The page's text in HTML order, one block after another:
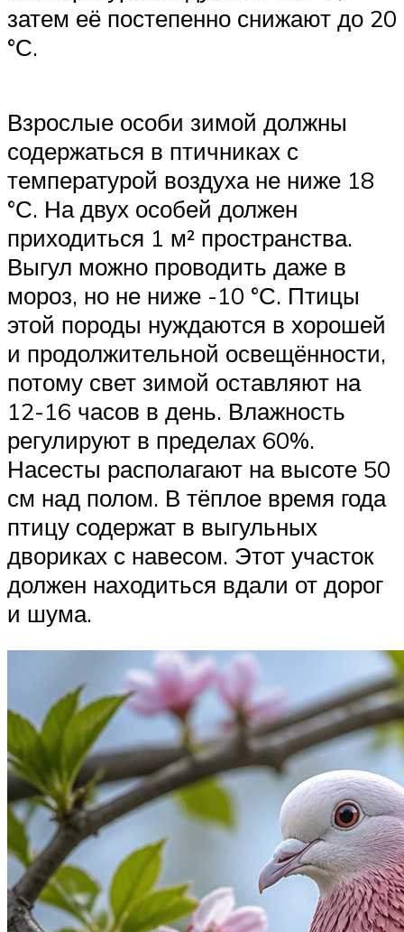
затем её постепенно снижают до 20
°С.
Взрослые особи зимой должны
содержаться в птичниках с
температурой воздуха не ниже 18
°С. На двух особей должен
приходиться 1 м² пространства.
Выгул можно проводить даже в
мороз, но не ниже -10 °С. Птицы
этой породы нуждаются в хорошей
и продолжительной освещённости,
потому свет зимой оставляют на
12-16 часов в день. Влажность
регулируют в пределах 60%.
Насесты располагают на высоте 50
см над полом. В тёплое время года
птицу содержат в выгульных
двориках с навесом. Этот участок
должен находиться вдали от дорог
и шума.